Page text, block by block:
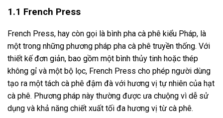
1.1 French Press
French Press, hay còn gọi là bình pha cà phê kiểu Pháp, là
một trong những phương pháp pha cà phê truyền thống. Với
thiết kế đơn giản, bao gồm một bình thủy tinh hoặc thép
không gỉ và một bộ lọc, French Press cho phép người dùng
tạo ra một tách cà phê đậm đà với hương vị tự nhiên của hạt
cà phê. Phương pháp này thường được ưa chuộng vì dễ sử
dụng và khả năng chiết xuất tối đa hương vị từ cà phê.